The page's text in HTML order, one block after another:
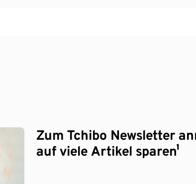
Zum Tchibo Newsletter
auf viele Artikel sparen¹